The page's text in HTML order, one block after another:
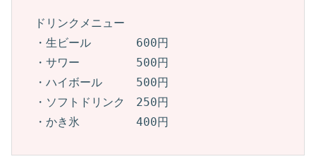
ドリンクメニュー
・生ビール　　　　600円
・サワー　　　　　500円
・ハイボール　　　500円
・ソフトドリンク　250円
・かき氷　　　　　400円